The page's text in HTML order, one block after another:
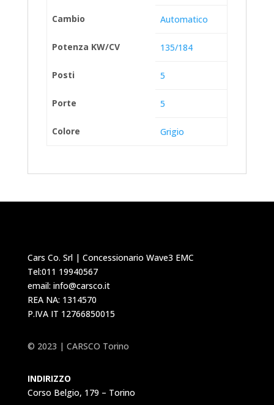
Cambio Automatico
Potenza KW/CV 135/184
Posti 5
Porte 5
Colore Grigio
Cars Co. Srl | Concessionario Wave3 EMC
Tel:011 19940567
email: info@carsco.it
REA NA: 1314570
P.IVA IT 12766850015
© 2023 | CARSCO Torino
INDIRIZZO
Corso Belgio, 179 – Torino